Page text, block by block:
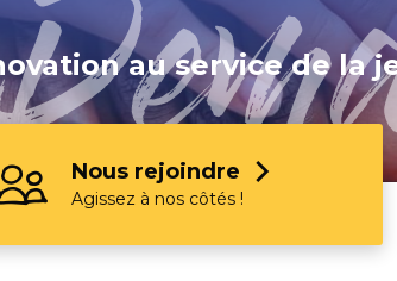
au service de la
Nous rejoindre
Agissez à nos côtés !